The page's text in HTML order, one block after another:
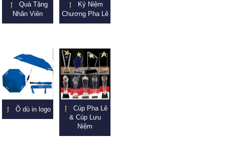
Quà Tặng
Nhân Viên
Kỷ Niệm
Chương Pha Lê
Ô dù in logo
Cúp Pha Lê
& Cúp Lưu
Niệm